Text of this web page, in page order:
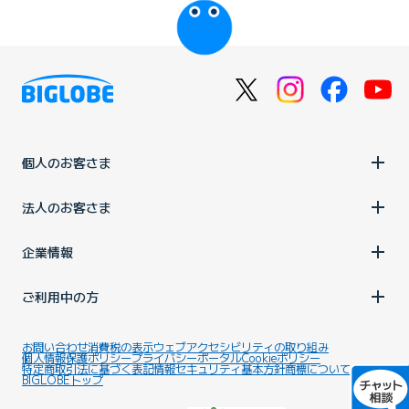
個人のお客さま
法人のお客さま
企業情報
ご利用中の方
お問い合わせ消費税の表示ウェブアクセシビリティの取り組み
個人情報保護ポリシープライバシーポータルCookieポリシー
特定商取引法に基づく表記情報セキュリティ基本方針商標について
BIGLOBEトップ